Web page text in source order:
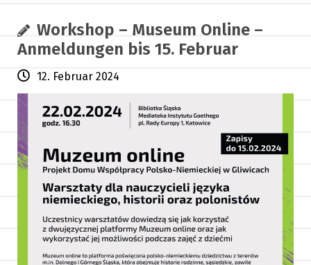
Workshop – Museum Online –
Anmeldungen bis 15. Februar
12. Februar 2024